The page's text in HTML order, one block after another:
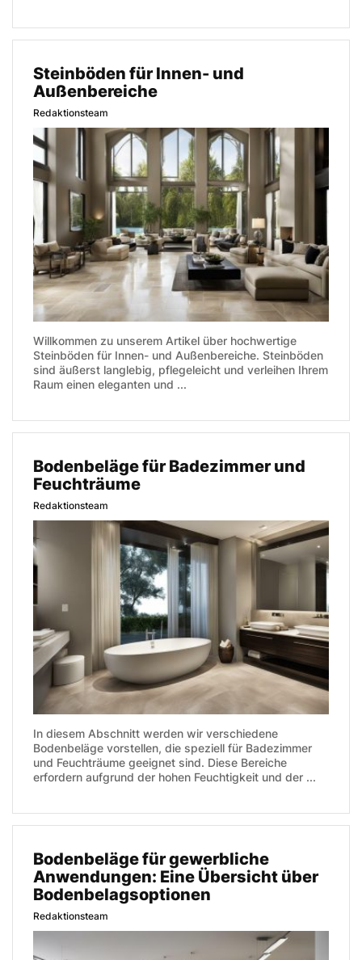
Steinböden für Innen- und
Außenbereiche
Redaktionsteam
Willkommen zu unserem Artikel über hochwertige
Steinböden für Innen- und Außenbereiche. Steinböden
sind äußerst langlebig, pflegeleicht und verleihen Ihrem
Raum einen eleganten und ...
Bodenbeläge für Badezimmer und
Feuchträume
Redaktionsteam
In diesem Abschnitt werden wir verschiedene
Bodenbeläge vorstellen, die speziell für Badezimmer
und Feuchträume geeignet sind. Diese Bereiche
erfordern aufgrund der hohen Feuchtigkeit und der ...
Bodenbeläge für gewerbliche
Anwendungen: Eine Übersicht über
Bodenbelagsoptionen
Redaktionsteam